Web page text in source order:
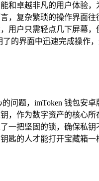
和卓越非凡的用户体验
，复杂繁琐的操作界面
用户只需轻点几下屏幕
了的界面中迅速完成操
问题，imToken 钱包安
，作为数字资产的核心
一把坚固的锁，确保私
匙的人才能打开宝藏箱